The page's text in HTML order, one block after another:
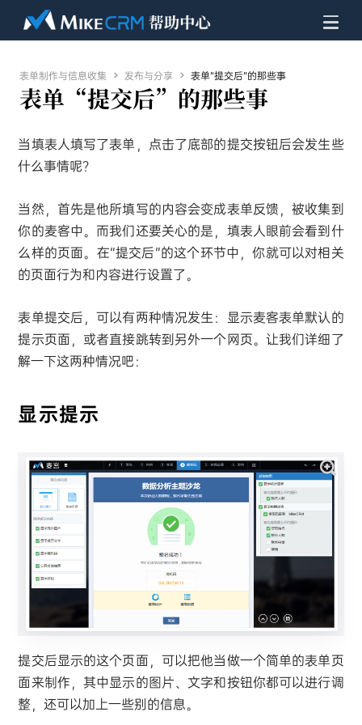
表单制作与信息收集  发布与分享  表单“提交后”的那些事
表单“提交后”的那些事
当填表人填写了表单，点击了底部的提交按钮后会发生些
什么事情呢？
当然，首先是他所填写的内容会变成表单反馈，被收集到
你的麦客中。而我们还要关心的是，填表人眼前会看到什
么样的页面。在“提交后”的这个环节中，你就可以对相关
的页面行为和内容进行设置了。
表单提交后，可以有两种情况发生：显示麦客表单默认的
提示页面，或者直接跳转到另外一个网页。让我们详细了
解一下这两种情况吧：
显示提示
提交后显示的这个页面，可以把他当做一个简单的表单页
面来制作，其中显示的图片、文字和按钮你都可以进行调
整，还可以加上一些别的信息。